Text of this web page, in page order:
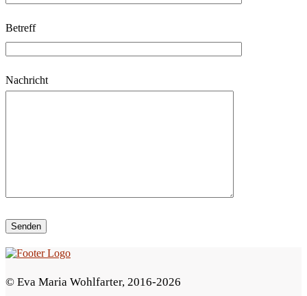
a
s
s
e
s
e
l
Betreff
Nachricht
© Eva Maria Wohlfarter, 2016-2026